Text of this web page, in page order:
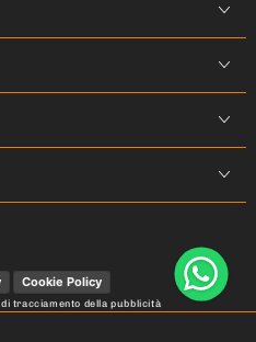
Cookie Policy
tracciamento della pubblicità